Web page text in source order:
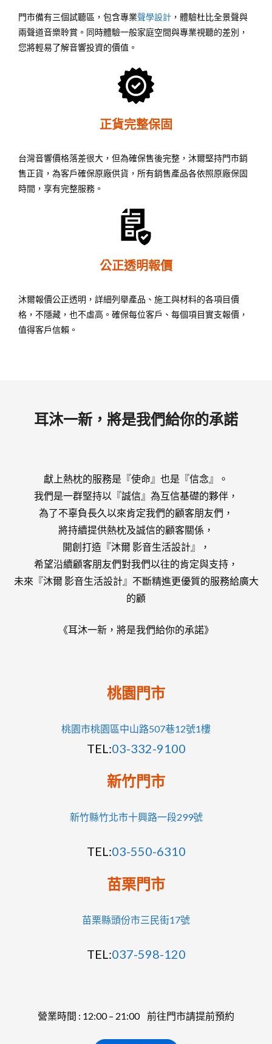
門市備有三個試聽區，包含專業聲學設計 ，體驗杜比全景聲與
兩聲道音樂聆賞。同時體驗一般家庭空間與專業視聽的差別，
您將輕易了解音響投資的價值。
正貨完整保固
台灣音響價格落差很大，但為確保售後完整，沐爾堅持門市銷
售正貨，為客戶確保原廠供貨，所有銷售產品各依照原廠保固
時間，享有完整服務。
公正透明報價
沐爾報價公正透明，詳細列舉產品、施工與材料的各項目價
格，不隱藏，也不虛高。確保每位客戶、每個項目實支報價，
值得客戶信賴。
耳沐一新，將是我們給你的承諾
獻上熱枕的服務是『使命』也是『信念』。
我們是一群堅持以『誠信』為互信基礎的夥伴，
為了不辜負長久以來肯定我們的顧客朋友們，
將持續提供熱枕及誠信的顧客關係，
開創打造『沐爾 影音生活設計』，
希望沿續顧客朋友們對我們以往的肯定與支持，
未來『沐爾 影音生活設計』不斷精進更優質的服務給廣大
的顧
《耳沐一新，將是我們給你的承諾》
桃園門市
桃園市桃園區中山路507巷12號1樓
TEL:03-332-9100
新竹門市
新竹縣竹北市十興路一段299號
TEL:03-550-6310
苗栗門市
苗栗縣頭份市三民街17號
TEL:037-598-120
營業時間 : 12:00 – 21:00 前往門市請提前預約